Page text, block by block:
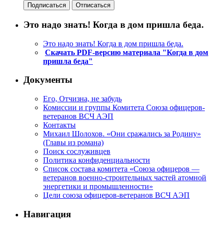
Это надо знать! Когда в дом пришла беда.
Это надо знать! Когда в дом пришла беда.
Скачать PDF-версию материала "Когда в дом
пришла беда"
Документы
Его, Отчизна, не забудь
Комиссии и группы Комитета Союза офицеров-
ветеранов ВСЧ АЭП
Контакты
Михаил Шолохов. «Они сражались за Родину»
(Главы из романа)
Поиск сослуживцев
Политика конфиденциальности
Список состава комитета «Союза офицеров —
ветеранов военно-строительных частей атомной
энергетики и промышленности»
Цели союза офицеров-ветеранов ВСЧ АЭП
Навигация